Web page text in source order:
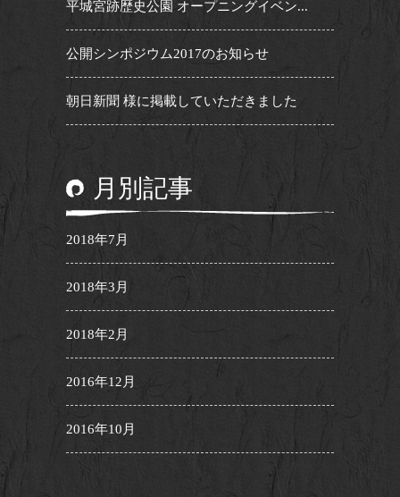
平城宮跡歴史公園 オープニングイベン...
公開シンポジウム2017のお知らせ
朝日新聞 様に掲載していただきました
月別記事
2018年7月
2018年3月
2018年2月
2016年12月
2016年10月